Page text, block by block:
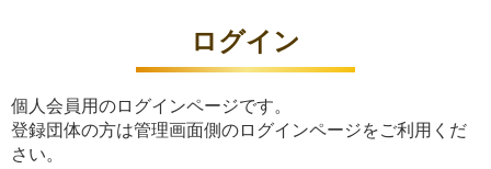
ログイン
個人会員用のログインページです。
登録団体の方は管理画面側のログインページをご利用くだ
さい。